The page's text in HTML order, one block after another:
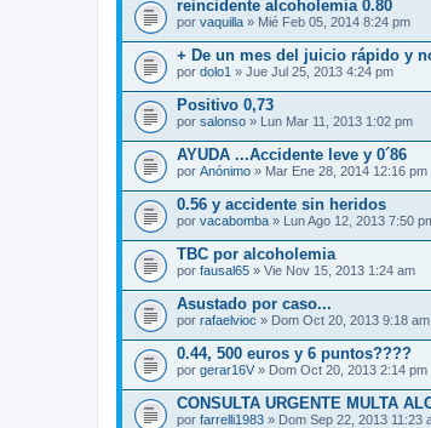
reincidente alcoholemia 0.80
por vaquilla » Mié Feb 05, 2014 8:24 pm
+ De un mes del juicio rápido y
por dolo1 » Jue Jul 25, 2013 4:24 pm
Positivo 0,73
por salonso » Lun Mar 11, 2013 1:02 pm
AYUDA ...Accidente leve y 0´86
por Anónimo » Mar Ene 28, 2014 12:16 pm
0.56 y accidente sin heridos
por vacabomba » Lun Ago 12, 2013 7:50
TBC por alcoholemia
por fausal65 » Vie Nov 15, 2013 1:24 am
Asustado por caso...
por rafaelvioc » Dom Oct 20, 2013 9:18 am
0.44, 500 euros y 6 puntos????
por gerar16V » Dom Oct 20, 2013 2:14 pm
CONSULTA URGENTE MULTA
por farrelli1983 » Dom Sep 22, 2013 11:23